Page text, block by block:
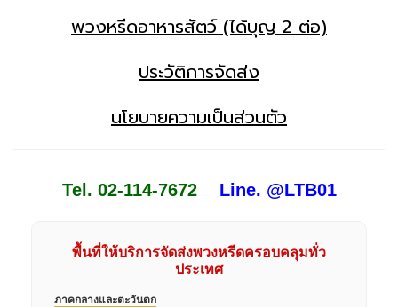
พวงหรีดอาหารสัตว์ (ได้บุญ 2 ต่อ)
ประวัติการจัดส่ง
นโยบายความเป็นส่วนตัว
Tel. 02-114-7672 Line. @LTB01
พื้นที่ให้บริการจัดส่งพวงหรีดครอบคลุมทั่ว
ประเทศ
ภาคกลางและตะวันตก